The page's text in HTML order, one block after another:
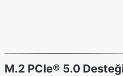
M.2 PCIe® 5.0